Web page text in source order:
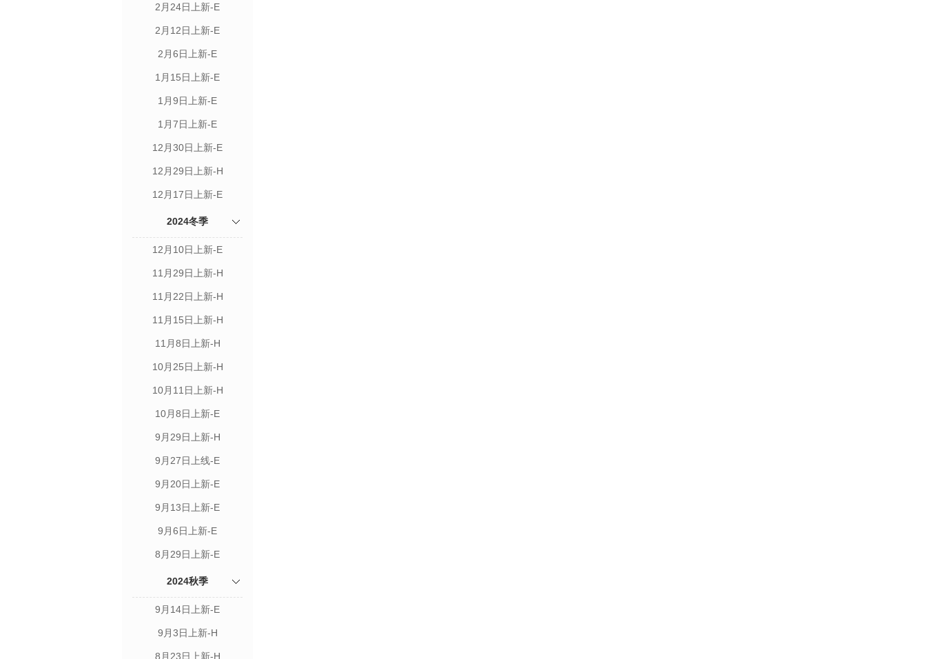
2月24日上新-E
2月12日上新-E
2月6日上新-E
1月15日上新-E
1月9日上新-E
1月7日上新-E
12月30日上新-E
12月29日上新-H
12月17日上新-E
2024冬季
12月10日上新-E
11月29日上新-H
11月22日上新-H
11月15日上新-H
11月8日上新-H
10月25日上新-H
10月11日上新-H
10月8日上新-E
9月29日上新-H
9月27日上线-E
9月20日上新-E
9月13日上新-E
9月6日上新-E
8月29日上新-E
2024秋季
9月14日上新-E
9月3日上新-H
8月23日上新-H